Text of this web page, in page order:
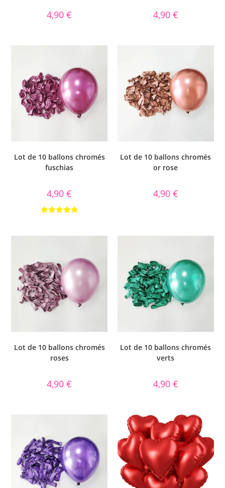
4,90€ 4,90 €
Lot de 10 ballons chromés
fuschias
4,90€
Lot de 10 ballons chromés
or rose
4,90 €
Lot de 10 ballons chromés
roses
4,90€
Lot de 10 ballons chromés
verts
4,90 €